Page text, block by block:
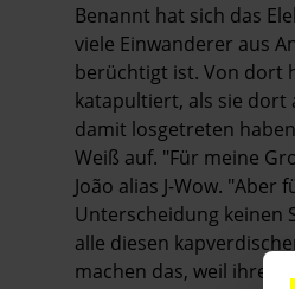
Benannt hat sich das
viele Einwanderer aus
berüchtigt ist. Von dort
katapultiert, als sie dort
damit losgetreten
Weiß auf. "Für meine
João alias J-Wow.
Unterscheidung keinen
alle diesen
machen das, weil ihre